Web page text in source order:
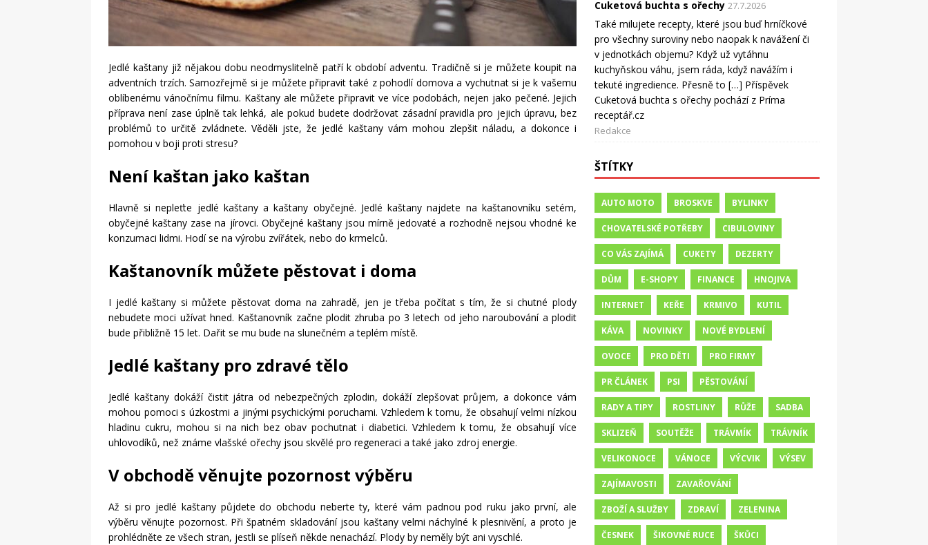
Jedlé kaštany již nějakou dobu neodmyslitelně patří k období adventu. Tradičně si je můžete koupit na
adventních trzích. Samozřejmě si je můžete připravit také z pohodlí domova a vychutnat si je k vašemu
oblíbenému vánočnímu filmu. Kaštany ale můžete připravit ve více podobách, nejen jako pečené. Jejich
příprava není zase úplně tak lehká, ale pokud budete dodržovat zásadní pravidla pro jejich úpravu, bez
problémů to určitě zvládnete. Věděli jste, že jedlé kaštany vám mohou zlepšit náladu, a dokonce i
pomohou v boji proti stresu?
Není kaštan jako kaštan
Hlavně si nepleťte jedlé kaštany a kaštany obyčejné. Jedlé kaštany najdete na kaštanovníku setém,
obyčejné kaštany zase na jírovci. Obyčejné kaštany jsou mírně jedovaté a rozhodně nejsou vhodné ke
konzumaci lidmi. Hodí se na výrobu zvířátek, nebo do krmelců.
Kaštanovník můžete pěstovat i doma
I jedlé kaštany si můžete pěstovat doma na zahradě, jen je třeba počítat s tím, že si chutné plody
nebudete moci užívat hned. Kaštanovník začne plodit zhruba po 3 letech od jeho naroubování a plodit
bude přibližně 15 let. Dařit se mu bude na slunečném a teplém místě.
Jedlé kaštany pro zdravé tělo
Jedlé kaštany dokáží čistit játra od nebezpečných zplodin, dokáží zlepšovat průjem, a dokonce vám
mohou pomoci s úzkostmi a jinými psychickými poruchami. Vzhledem k tomu, že obsahují velmi nízkou
hladinu cukru, mohou si na nich bez obav pochutnat i diabetici. Vzhledem k tomu, že obsahují více
uhlovodíků, než známe vlašské ořechy jsou skvělé pro regeneraci a také jako zdroj energie.
V obchodě věnujte pozornost výběru
Až si pro jedlé kaštany půjdete do obchodu neberte ty, které vám padnou pod ruku jako první, ale
výběru věnujte pozornost. Při špatném skladování jsou kaštany velmi náchylné k plesnivění, a proto je
prohlédněte ze všech stran, jestli se plíseň někde nenachází. Plody by neměly být ani vyschlé.
Cuketová buchta s ořechy 27.7.2026
Také milujete recepty, které jsou buď hrníčkové
pro všechny suroviny nebo naopak k navážení či
v jednotkách objemu? Když už vytáhnu
kuchyňskou váhu, jsem ráda, když navážím i
tekuté ingredience. Přesně to […] Příspěvek
Cuketová buchta s ořechy pochází z Príma
receptář.cz
Redakce
ŠTÍTKY
AUTO MOTO BROSKVE BYLINKY
CHOVATELSKÉ POTŘEBY CIBULOVINY
CO VÁS ZAJÍMÁ CUKETY DEZERTY
DŮM E-SHOPY FINANCE HNOJIVA
INTERNET KEŘE KRMIVO KUTIL
KÁVA NOVINKY NOVÉ BYDLENÍ
OVOCE PRO DĚTI PRO FIRMY
PR ČLÁNEK PSI PĚSTOVÁNÍ
RADY A TIPY ROSTLINY RŮŽE SADBA
SKLIZEŇ SOUTĚŽE TRÁVMÍK TRÁVNÍK
VELIKONOCE VÁNOCE VÝCVIK VÝSEV
ZAJÍMAVOSTI ZAVAŘOVÁNÍ
ZBOŽÍ A SLUŽBY ZDRAVÍ ZELENINA
ČESNEK ŠIKOVNÉ RUCE ŠKŮCI